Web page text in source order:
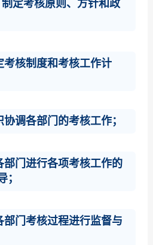
定考核原则、方针和政
核制度和考核工作计
调各部门的考核工作；
门进行各项考核工作的
；
门考核过程进行监督与